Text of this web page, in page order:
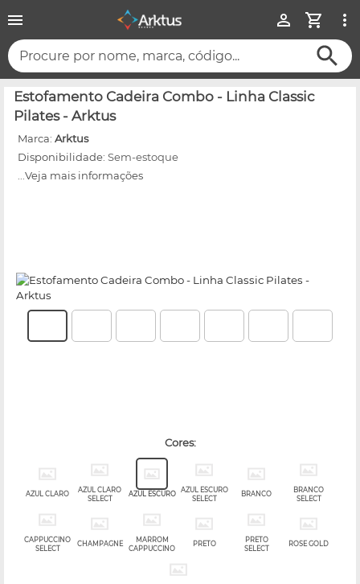
Procure por nome, marca, código...
Estofamento Cadeira Combo - Linha Classic
Pilates - Arktus
Marca: Arktus
Disponibilidade: Sem-estoque
...Veja mais informações
cores:
AZUL CLARO
AZUL CLARO
SELECT
AZUL ESCURO
AZUL ESCURO
SELECT
BRANCO
BRANCO
SELECT
CAPPUCCINO
SELECT
CHAMPAGNE
MARROM
CAPPUCCINO
PRETO
PRETO
SELECT
ROSE GOLD